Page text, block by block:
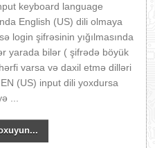
keyboard language
English (US) dili olmaya
login şifrəsinin yığılmasında
yarada bilər ( şifrədə böyük
varsa və daxil etmə dilləri
(US) input dili yoxdursa
...